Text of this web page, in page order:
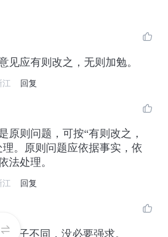

见应有则改之，无则加勉。
江 回复

原则问题，可按“有则改之，
理。原则问题应依据事实，依
法处理。
江 回复

圈子不同，没必要强求。
